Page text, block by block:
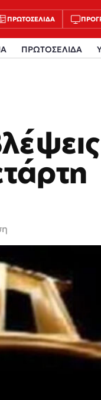
ΠΡΩΤΟΣΈΛΙΔΑ
ΠΡΩΤΟΣΕΛΙΔΑ